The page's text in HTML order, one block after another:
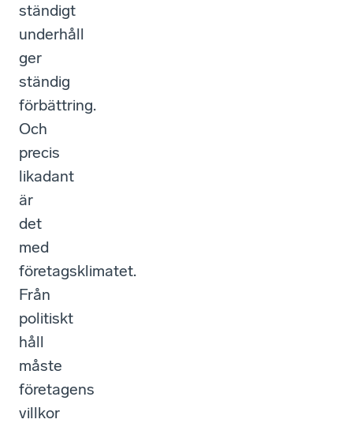
ständigt
underhåll
ger
ständig
förbättring.
Och
precis
likadant
är
det
med
företagsklimatet.
Från
politiskt
håll
måste
företagens
villkor